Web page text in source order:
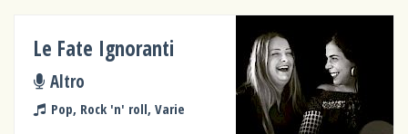
Le Fate Ignoranti
Altro
Pop, Rock 'n' roll, Varie